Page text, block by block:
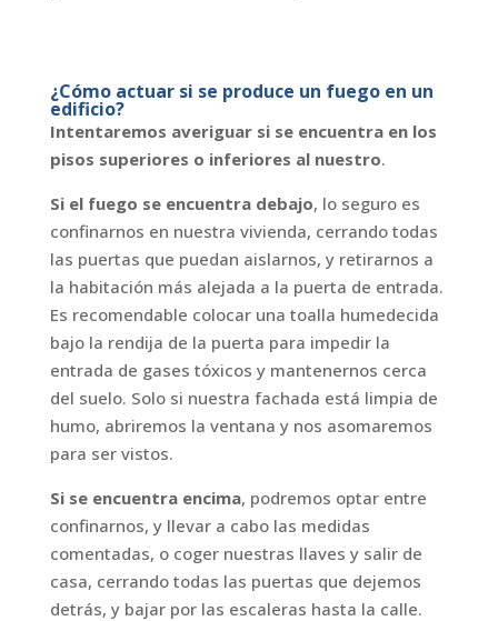
¿Cómo actuar si se produce un fuego en un
edificio?
Intentaremos averiguar si se encuentra en los
pisos superiores o inferiores al nuestro.
Si el fuego se encuentra debajo, lo seguro es
confinarnos en nuestra vivienda, cerrando todas
las puertas que puedan aislarnos, y retirarnos a
la habitación más alejada a la puerta de entrada.
Es recomendable colocar una toalla humedecida
bajo la rendija de la puerta para impedir la
entrada de gases tóxicos y mantenernos cerca
del suelo. Solo si nuestra fachada está limpia de
humo, abriremos la ventana y nos asomaremos
para ser vistos.
Si se encuentra encima, podremos optar entre
confinarnos, y llevar a cabo las medidas
comentadas, o coger nuestras llaves y salir de
casa, cerrando todas las puertas que dejemos
detrás, y bajar por las escaleras hasta la calle.